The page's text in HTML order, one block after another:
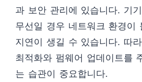
과 보안 관리에 있습니다. 기
무선일 경우 네트워크 환경이
지연이 생길 수 있습니다. 따
최적화와 펌웨어 업데이트를
는 습관이 중요합니다.